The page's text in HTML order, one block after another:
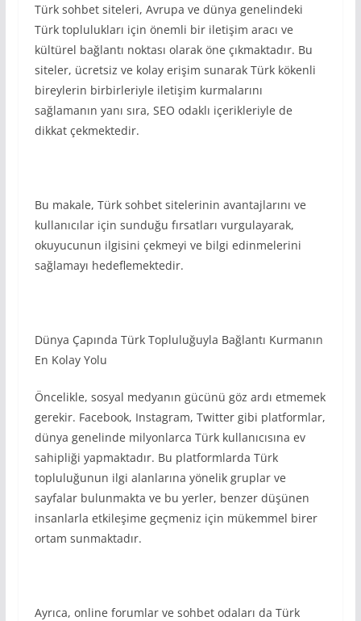
Türk sohbet siteleri, Avrupa ve dünya genelindeki
Türk toplulukları için önemli bir iletişim aracı ve
kültürel bağlantı noktası olarak öne çıkmaktadır. Bu
siteler, ücretsiz ve kolay erişim sunarak Türk kökenli
bireylerin birbirleriyle iletişim kurmalarını
sağlamanın yanı sıra, SEO odaklı içerikleriyle de
dikkat çekmektedir.
Bu makale, Türk sohbet sitelerinin avantajlarını ve
kullanıcılar için sunduğu fırsatları vurgulayarak,
okuyucunun ilgisini çekmeyi ve bilgi edinmelerini
sağlamayı hedeflemektedir.
Dünya Çapında Türk Topluluğuyla Bağlantı Kurmanın
En Kolay Yolu
Öncelikle, sosyal medyanın gücünü göz ardı etmemek
gerekir. Facebook, Instagram, Twitter gibi platformlar,
dünya genelinde milyonlarca Türk kullanıcısına ev
sahipliği yapmaktadır. Bu platformlarda Türk
topluluğunun ilgi alanlarına yönelik gruplar ve
sayfalar bulunmakta ve bu yerler, benzer düşünen
insanlarla etkileşime geçmeniz için mükemmel birer
ortam sunmaktadır.
Ayrıca, online forumlar ve sohbet odaları da Türk